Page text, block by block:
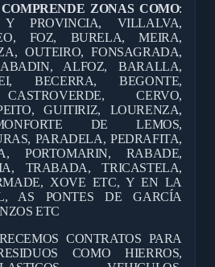
ZONAS COMO:
PROVINCIA, VILLALVA,
FOZ, BURELA, MEIRA,
OUTEIRO, FONSAGRADA,
ALFOZ, BARALLA,
BECERRA, BEGONTE,
CERVO,
GUITIRIZ, LOURENZA,
DE LEMOS,
PARADELA, PEDRAFITA,
PORTOMARIN, RABADE,
TRABADA, TRICASTELA,
XOVE ETC, Y EN LA
AS PONTES DE GARCÍA
ETC
CONTRATOS PARA
COMO HIERROS,